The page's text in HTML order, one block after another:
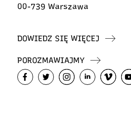
00-739 Warszawa
DOWIEDZ SIĘ WIĘCEJ
POROZMAWIAJMY